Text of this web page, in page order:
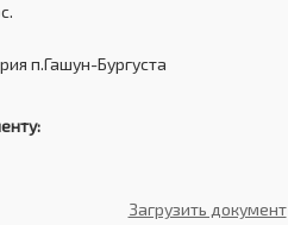
п.Гашун-Бургуста
Загрузить документ